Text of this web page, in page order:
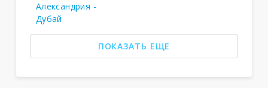
Александрия -
Дубай
ПОКАЗАТЬ ЕЩЕ